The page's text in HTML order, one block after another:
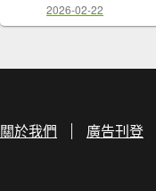
2026-02-22
關於我們 廣告刊登